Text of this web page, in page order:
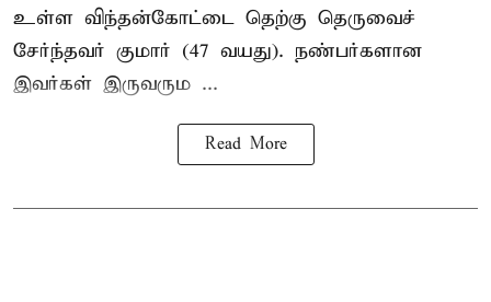
உள்ள விந்தன்கோட்டை தெற்கு தெருவைச்
சேர்ந்தவர் குமார் (47 வயது). நண்பர்களான
இவர்கள் இருவரும ...
Read More